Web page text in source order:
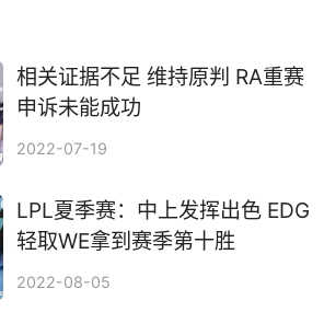
相关证据不足 维持原判 RA重赛
申诉未能成功
2022-07-19
LPL夏季赛：中上发挥出色 EDG
轻取WE拿到赛季第十胜
2022-08-05